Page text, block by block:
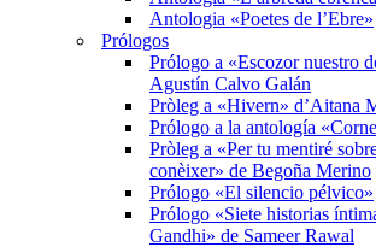
Antologia «Poetes de l’Ebre»
Prólogos
Prólogo a «Escozor nuestro
Agustín Calvo Galán
Pròleg a «Hivern» d’Aitana
Prólogo a la antología
Pròleg a «Per tu mentiré
conèixer» de Begoña Merino
Prólogo «El silencio pélvico»
Prólogo «Siete historias
Gandhi» de Sameer Rawal